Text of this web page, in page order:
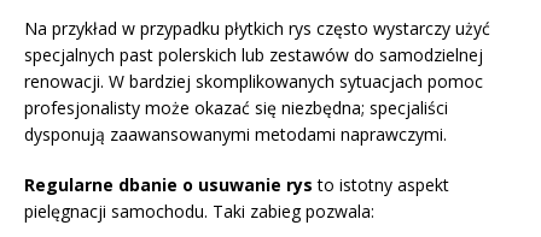
Na przykład w przypadku płytkich rys często wystarczy użyć
specjalnych past polerskich lub zestawów do samodzielnej
renowacji. W bardziej skomplikowanych sytuacjach pomoc
profesjonalisty może okazać się niezbędna; specjaliści
dysponują zaawansowanymi metodami naprawczymi.
Regularne dbanie o usuwanie rys to istotny aspekt
pielęgnacji samochodu. Taki zabieg pozwala: